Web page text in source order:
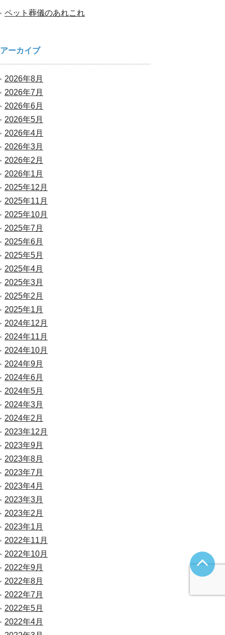
ペット葬儀のあれこれ
アーカイブ
2026年8月
2026年7月
2026年6月
2026年5月
2026年4月
2026年3月
2026年2月
2026年1月
2025年12月
2025年11月
2025年10月
2025年7月
2025年6月
2025年5月
2025年4月
2025年3月
2025年2月
2025年1月
2024年12月
2024年11月
2024年10月
2024年9月
2024年6月
2024年5月
2024年3月
2024年2月
2023年12月
2023年9月
2023年8月
2023年7月
2023年4月
2023年3月
2023年2月
2023年1月
2022年11月
2022年10月
2022年9月
2022年8月
2022年7月
2022年5月
2022年4月